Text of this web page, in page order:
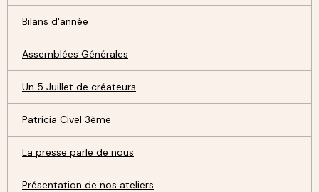
Bilans d'année
Assemblées Générales
Un 5 Juillet de créateurs
Patricia Civel 3ème
La presse parle de nous
Présentation de nos ateliers